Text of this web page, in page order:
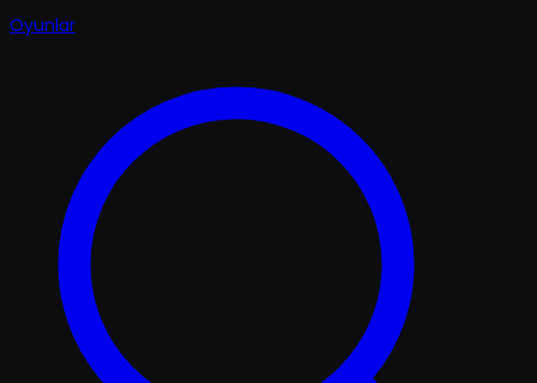
Oyunlar